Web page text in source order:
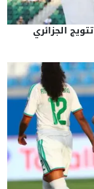
أقل من 20 سنة: تتويج الجزائري